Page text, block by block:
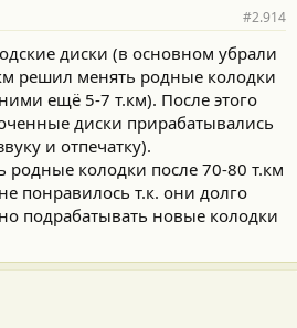
#2.914
диски (в основном убрали
решил менять родные колодки
ещё 5-7 т.км). После этого
диски прирабатывались
и отпечатку).
родные колодки после 70-80 т.км
понравилось т.к. они долго
подрабатывать новые колодки